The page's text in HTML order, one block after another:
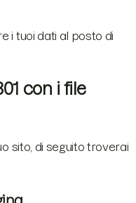
i tuoi dati al posto di
con i file
sito, di seguito troverai